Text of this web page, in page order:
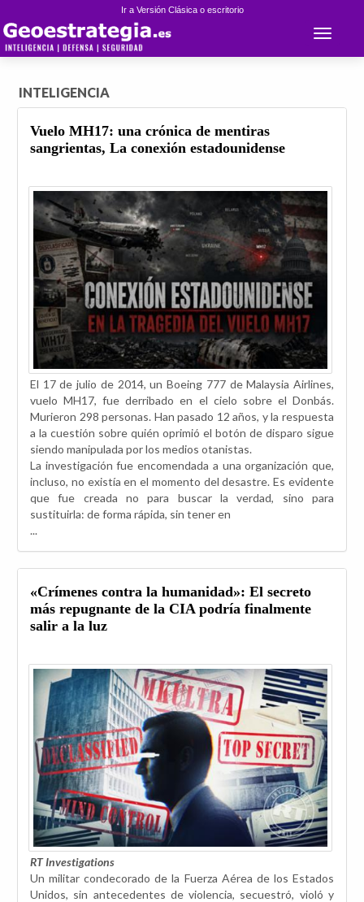
Ir a Versión Clásica o escritorio
Toggle
INTELIGENCIA
Vuelo MH17: una crónica de mentiras
sangrientas, La conexión estadounidense
El 17 de julio de 2014, un Boeing 777 de Malaysia Airlines,
vuelo MH17, fue derribado en el cielo sobre el Donbás.
Murieron 298 personas. Han pasado 12 años, y la respuesta
a la cuestión sobre quién oprimió el botón de disparo sigue
siendo manipulada por los medios otanistas.
La investigación fue encomendada a una organización que,
incluso, no existía en el momento del desastre. Es evidente
que fue creada no para buscar la verdad, sino para
sustituirla: de forma rápida, sin tener en
...
«Crímenes contra la humanidad»: El secreto
más repugnante de la CIA podría finalmente
salir a la luz
RT Investigations
Un militar condecorado de la Fuerza Aérea de los Estados
Unidos, sin antecedentes de violencia, secuestró, violó y